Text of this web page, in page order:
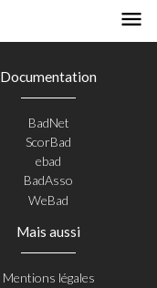
Documentation
BadNet
ScorBad
ebad
BadAsso
WeBad
Mais aussi
Mentions légales